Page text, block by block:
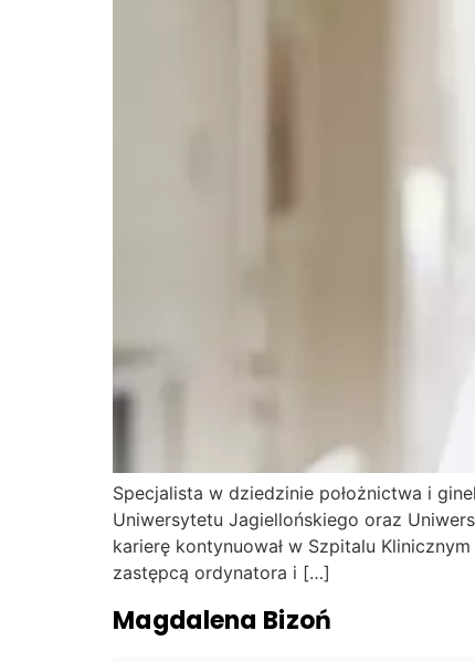
Specjalista w dziedzinie położnictwa i
Uniwersytetu Jagiellońskiego oraz
karierę kontynuował w Szpitalu
zastępcą ordynatora i […]
Magdalena Bizoń